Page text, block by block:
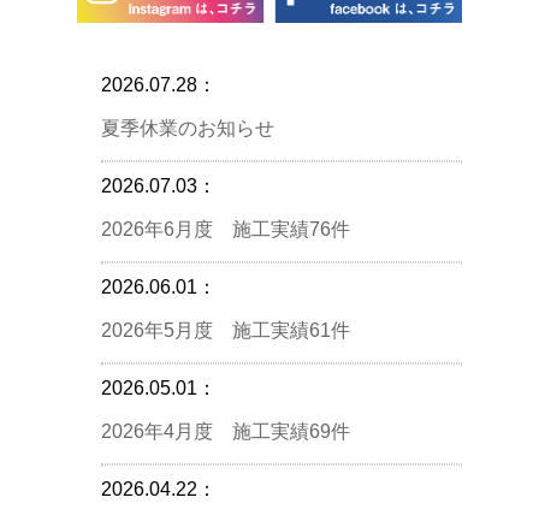
2026.07.28：
夏季休業のお知らせ
2026.07.03：
2026年6月度 施工実績76件
2026.06.01：
2026年5月度 施工実績61件
2026.05.01：
2026年4月度 施工実績69件
2026.04.22：